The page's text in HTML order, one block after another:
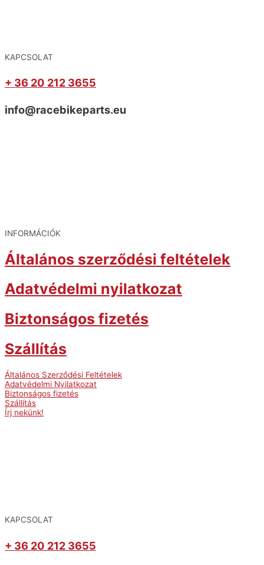
KAPCSOLAT
+ 36 20 212 3655
info@racebikeparts.eu
INFORMÁCIÓK
Általános szerződési feltételek
Adatvédelmi nyilatkozat
Biztonságos fizetés
Szállítás
Általános Szerződési Feltételek
Adatvédelmi Nyilatkozat
Biztonságos fizetés
Szállítás
Írj nekünk!
KAPCSOLAT
+ 36 20 212 3655